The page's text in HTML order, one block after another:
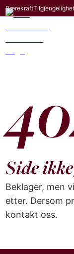
BærekraftTilgjengelighet
Side
Beklager, men
etter. Dersom
kontakt oss.